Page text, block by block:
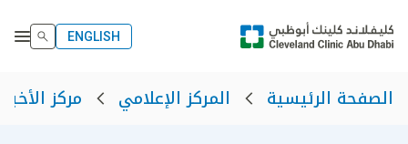
ENGLISH
الصفحة الرئيسية المركز الإعلامي مركز الأخبار